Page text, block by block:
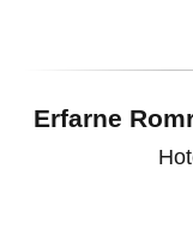
Erfarne